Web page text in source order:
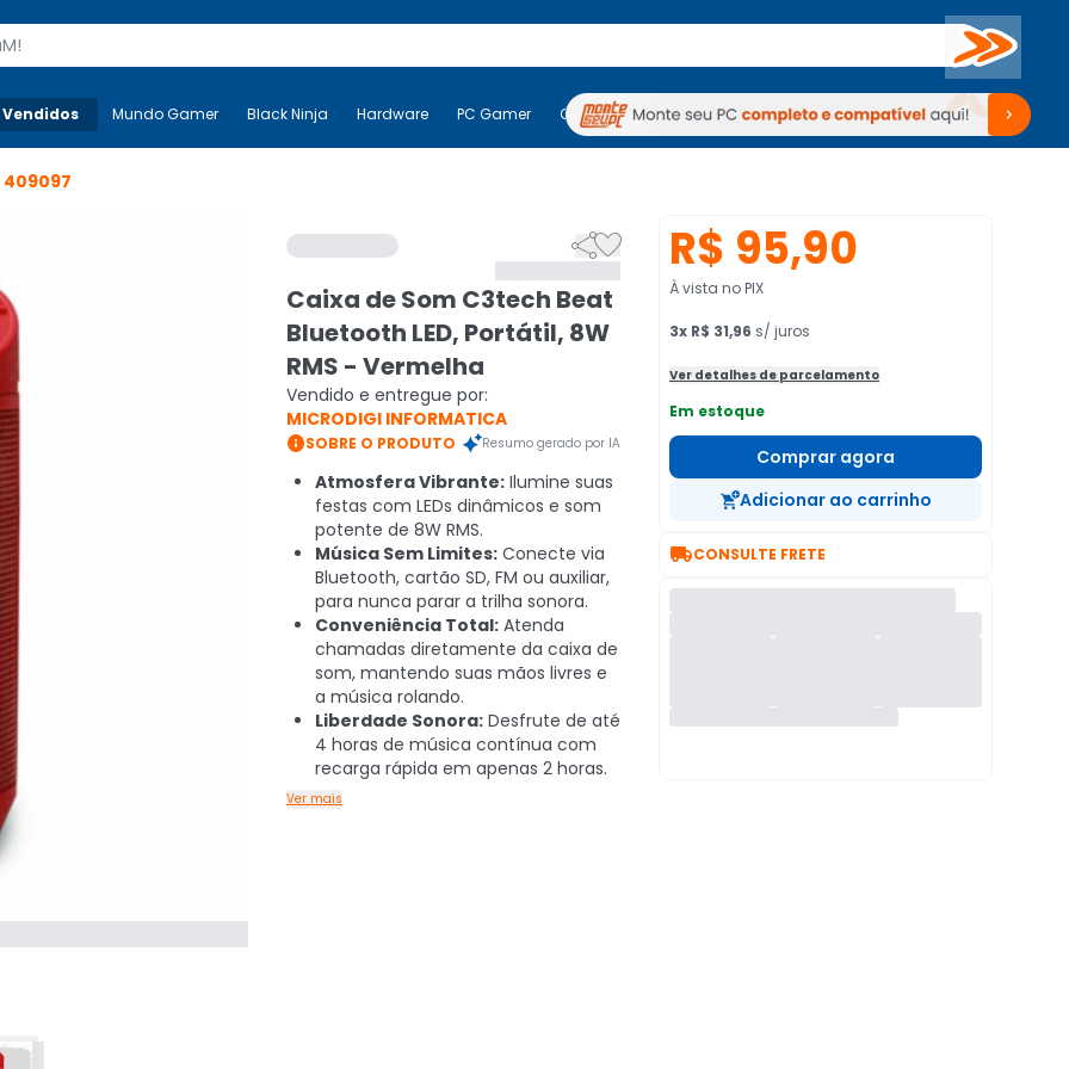
Buscar
Mais-v- Mundo Gamer Black Ninja Hardware PC Gamer Computadores Periféricos TV Venda no KaBuM!
Mundo Gamer Black Ninja Hardware PC Gamer Computadores Periféricos TV Venda no KaBuM!
409097

Caixa de Som C3tech Beat
Bluetooth LED, Portátil, 8W
RMS - Vermelha
Vendido e entregue por:
MICRODIGI INFORMATICA
SOBRE O PRODUTO Resumo gerado por IA
Atmosfera Vibrante: Ilumine suas
festas com LEDs dinâmicos e som
potente de 8W RMS.
Música Sem Limites: Conecte via
Bluetooth, cartão SD, FM ou auxiliar,
para nunca parar a trilha sonora.
Conveniência Total: Atenda
chamadas diretamente da caixa de
som, mantendo suas mãos livres e
a música rolando.
Liberdade Sonora: Desfrute de até
4 horas de música contínua com
recarga rápida em apenas 2 horas.
Ver mais
R$ 95,90
À vista no PIX
3x R$ 31,96 s/ juros
Ver detalhes de parcelamento
Em estoque
Comprar agora
Adicionar ao carrinho
CONSULTE FRETE